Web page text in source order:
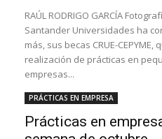
RAÚL RODRIGO GARCÍA
Santander Universidades ha
más, sus becas CRUE-
realización de prácticas en
empresas...
PRÁCTICAS EN EMPRESA
Prácticas en